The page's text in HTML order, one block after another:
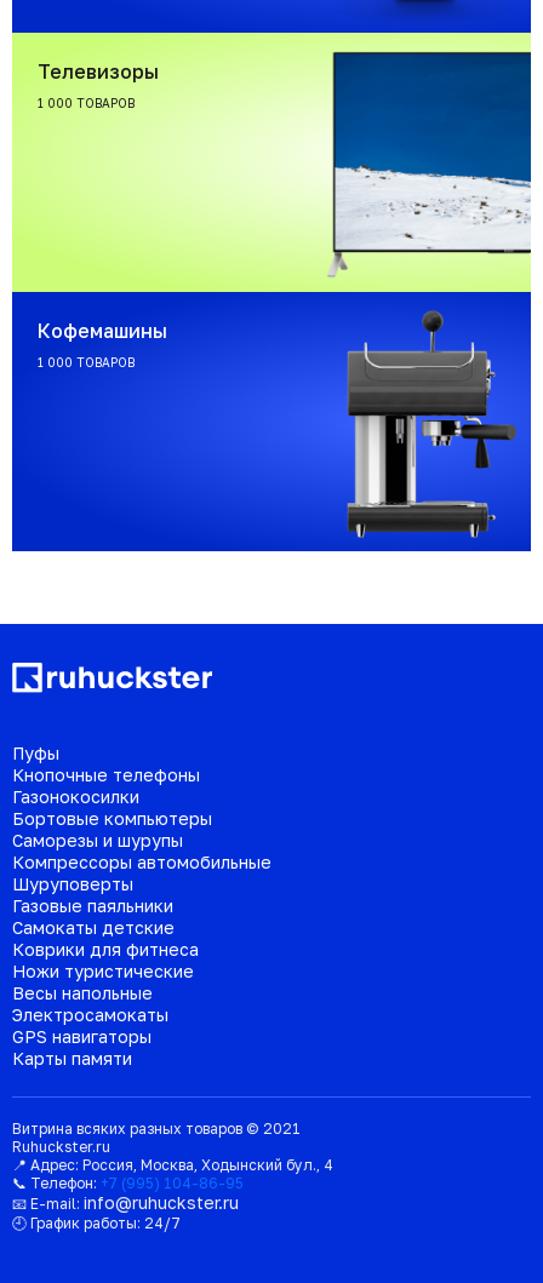
Телевизоры
1 000 ТОВАРОВ
Кофемашины
1 000 ТОВАРОВ
Пуфы
Кнопочные телефоны
Газонокосилки
Бортовые компьютеры
Саморезы и шурупы
Компрессоры автомобильные
Шуруповерты
Газовые паяльники
Самокаты детские
Коврики для фитнеса
Ножи туристические
Весы напольные
Электросамокаты
GPS навигаторы
Карты памяти
Витрина всяких разных товаров © 2021
Ruhuckster.ru
📍 Адрес: Россия Москва Ходынский бул., 4
📞 Телефон: +7 (995) 104-86-95
📧 E-mail: info@ruhuckster.ru
🕘 График работы: 24/7